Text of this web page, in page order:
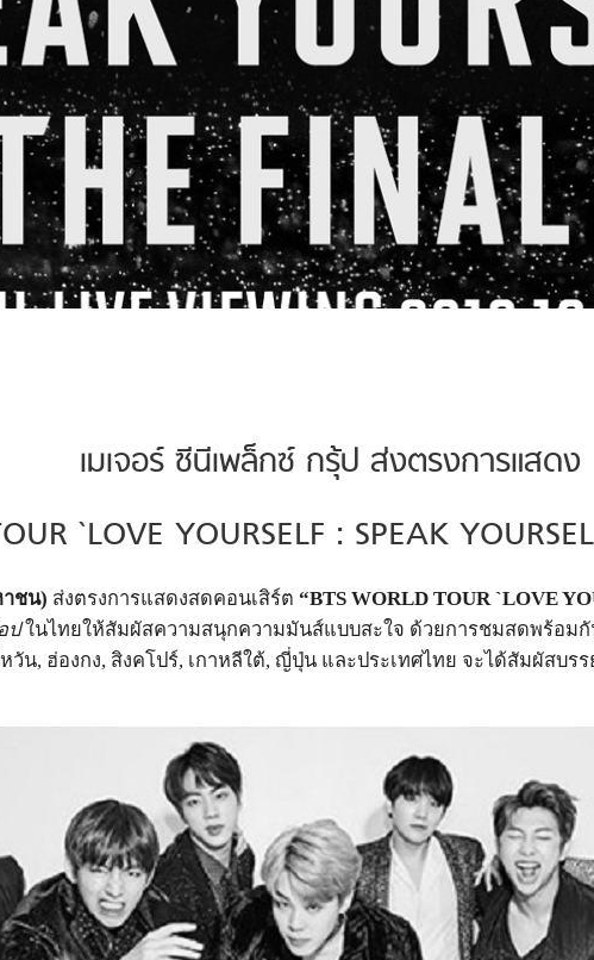
เมเจอร์ ซีนีเพล็กซ์ กรุ้ป ส่งตรงการแสดง
`LOVE YOURSELF : SPEAK
าชน) ส่งตรงการแสดงสดคอนเสิร์ต “BTS WORLD TOUR `LOVE
ปในไทยให้สัมผัสความสนุกความมันส์แบบสะใจ ด้วยการชมสดพร้อม
วัน, ฮ่องกง, สิงคโปร์, เกาหลีใต้, ญี่ปุ่น และประเทศไทย จะได้สัมผัสบร